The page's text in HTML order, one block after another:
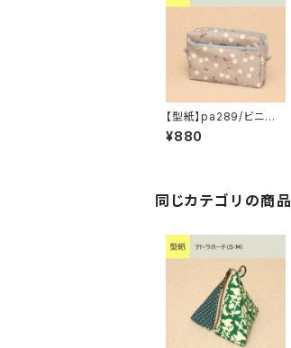
【型紙】pa289/ビニー
ルコーティングのポーチ
【6】
¥880
同じカテゴリの商品